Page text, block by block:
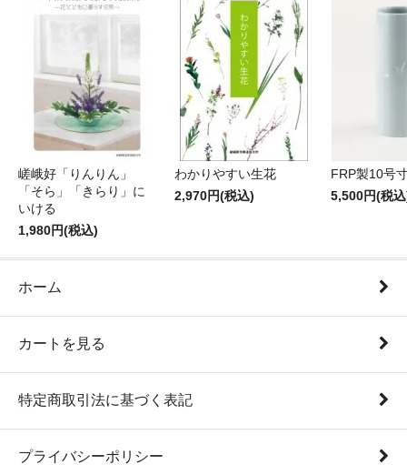
嵯峨好「りんりん」
「そら」「きらり」に
いける
1,980円(税込)
わかりやすい生花
2,970円(税込)
FRP製10号
5,500円(税
ホーム
カートを見る
特定商取引法に基づく表記
プライバシーポリシー